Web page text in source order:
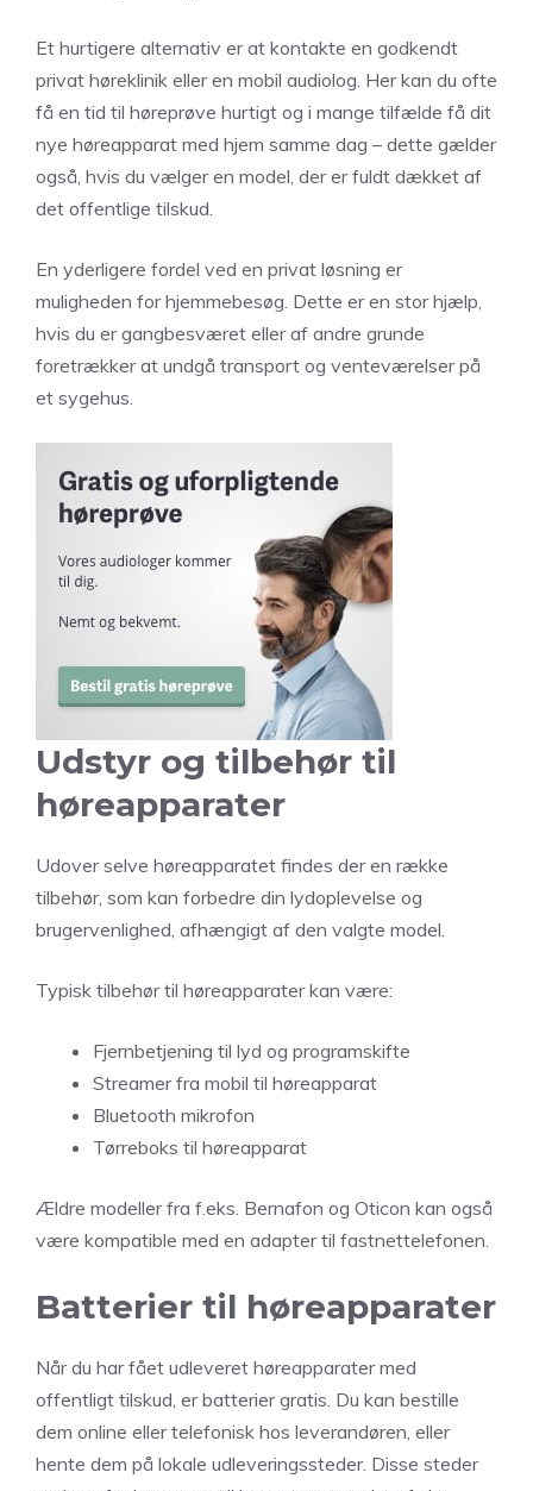
Et hurtigere alternativ er at kontakte en godkendt
privat høreklinik eller en mobil audiolog. Her kan du ofte
få en tid til høreprøve hurtigt og i mange tilfælde få dit
nye høreapparat med hjem samme dag – dette gælder
også, hvis du vælger en model, der er fuldt dækket af
det offentlige tilskud.
En yderligere fordel ved en privat løsning er
muligheden for hjemmebesøg. Dette er en stor hjælp,
hvis du er gangbesværet eller af andre grunde
foretrækker at undgå transport og venteværelser på
et sygehus.
Udstyr og tilbehør til
høreapparater
Udover selve høreapparatet findes der en række
tilbehør, som kan forbedre din lydoplevelse og
brugervenlighed, afhængigt af den valgte model.
Typisk tilbehør til høreapparater kan være:
Fjernbetjening til lyd og programskifte
Streamer fra mobil til høreapparat
Bluetooth mikrofon
Tørreboks til høreapparat
Ældre modeller fra f.eks. Bernafon og Oticon kan også
være kompatible med en adapter til fastnettelefonen.
Batterier til høreapparater
Når du har fået udleveret høreapparater med
offentligt tilskud, er batterier gratis. Du kan bestille
dem online eller telefonisk hos leverandøren, eller
hente dem på lokale udleveringssteder. Disse steder